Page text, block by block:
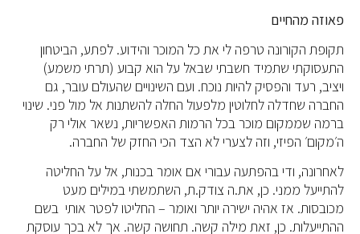
פאוזה מהחיים
תקופת הקורונה טרפה לי את כל המוכר והידוע. לפתע, הביטחון
התעסוקתי שתמיד חשבתי שבאל על הוא קבוע (תרתי משמע)
ויציב, רעד והפסיק להיות נוכח. ועם השינויים שהעולם עובר, גם
החברה שחדלה לחלוטין מלפעול החלה להשתנות אל מול פני. שינוי
ברמה שממקום מוכר בכל הרמות האפשריות, נשאר אולי רק
ה׳מקום׳ הפיזי, וזה לצערי לא הצד הכי החזק של החברה.
לאחרונה, ודי בהפתעה עבורי אם אומר בכנות, אל על החליטה
להתייעל ממני. כן, את.ה צודק.ת, השתמשתי במילים מעט
מכובסות. אז אהיה ישירה יותר ואומר – החליטו לפטר אותי בשם
ההתייעלות. כן, זאת מילה קשה. תחושה קשה. אך לא בכך עוסקת